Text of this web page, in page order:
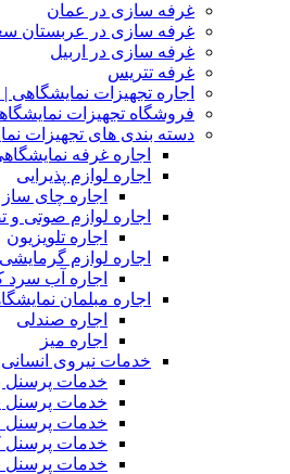
غرفه سازی در عمان
غرفه سازی در عربستان
غرفه سازی در اربیل
غرفه تتریس
اجاره تجهیزات نمایشگاهی
فروشگاه تجهیزات
دسته بندی های تجهیزات
اجاره غرفه
اجاره لوازم پذیرایی
اجاره چای ساز
اجاره لوازم صوتی و
اجاره تلویزیون
اجاره لوازم
اجاره آب سرد
اجاره مبلمان
اجاره صندلی
اجاره میز
خدمات نیروی انسانی
خدمات پرسنل
خدمات پرسنل
خدمات پرسنل
خدمات پرسنل
خدمات پرسنل